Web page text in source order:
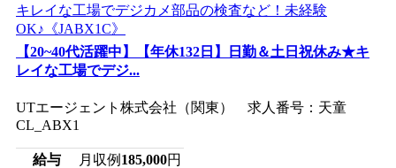
【20~40代活躍中】【年休132日】日勤＆土日祝休み★キ
レイな工場でデジ...
UTエージェント株式会社（関東） 求人番号：天童
CL_ABX1
給与 月収例 185,000円